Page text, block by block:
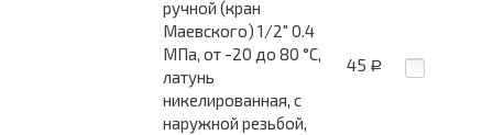
ручной (кран
Маевского) 1/2" 0.4
МПа, от -20 до 80 °C,
латунь
никелированная, c
наружной резьбой,
45 Р